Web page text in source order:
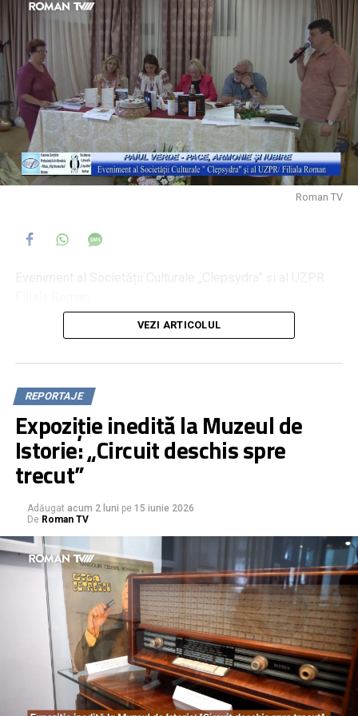
Roman TV
VEZI ARTICOLUL
REPORTAJE
Expoziție inedită la Muzeul de
Istorie: „Circuit deschis spre
trecut”
Adăugat acum 2 luni pe 15 iunie 2026
De Roman TV